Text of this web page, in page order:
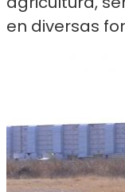
en diversas